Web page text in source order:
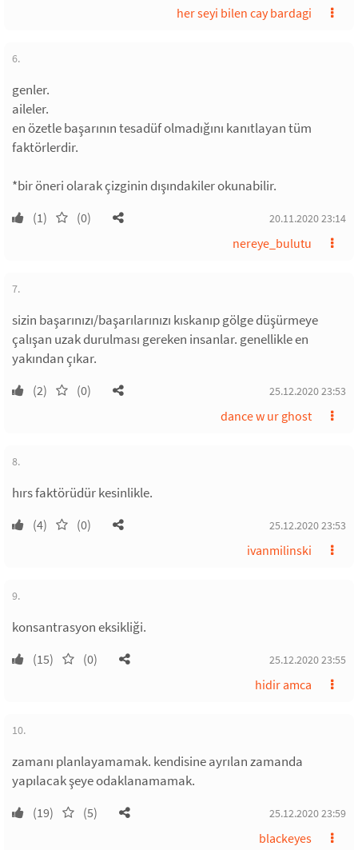
her seyi bilen cay bardagi
6.
genler.
aileler.
en özetle başarının tesadüf olmadığını kanıtlayan tüm
faktörlerdir.
*bir öneri olarak çizginin dışındakiler okunabilir.
(1) (0) 20.11.2020 23:14
nereye_bulutu
7.
sizin başarınızı/başarılarınızı kıskanıp gölge düşürmeye
çalışan uzak durulması gereken insanlar. genellikle en
yakından çıkar.
(2) (0) 25.12.2020 23:53
dance w ur ghost
8.
hırs faktörüdür kesinlikle.
(4) (0) 25.12.2020 23:53
ivanmilinski
9.
konsantrasyon eksikliği.
(15) (0) 25.12.2020 23:55
hidir amca
10.
zamanı planlayamamak. kendisine ayrılan zamanda
yapılacak şeye odaklanamamak.
(19) (5) 25.12.2020 23:59
blackeyes